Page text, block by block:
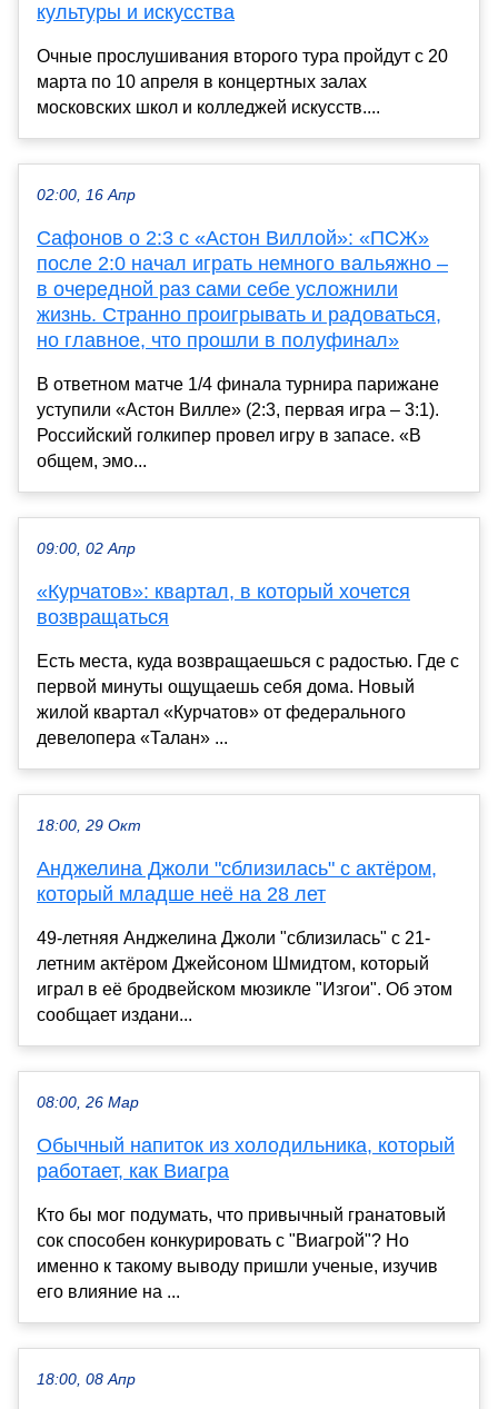
культуры и искусства
Очные прослушивания второго тура пройдут с 20
марта по 10 апреля в концертных залах
московских школ и колледжей искусств....
02:00, 16 Апр
Сафонов о 2:3 с «Астон Виллой»: «ПСЖ»
после 2:0 начал играть немного вальяжно –
в очередной раз сами себе усложнили
жизнь. Странно проигрывать и радоваться,
но главное, что прошли в полуфинал»
В ответном матче 1/4 финала турнира парижане
уступили «Астон Вилле» (2:3, первая игра – 3:1).
Российский голкипер провел игру в запасе. «В
общем, эмо...
09:00, 02 Апр
«Курчатов»: квартал, в который хочется
возвращаться
Есть места, куда возвращаешься с радостью. Где с
первой минуты ощущаешь себя дома. Новый
жилой квартал «Курчатов» от федерального
девелопера «Талан» ...
18:00, 29 Окт
Анджелина Джоли "сблизилась" с актёром,
который младше неё на 28 лет
49-летняя Анджелина Джоли "сблизилась" с 21-
летним актёром Джейсоном Шмидтом, который
играл в её бродвейском мюзикле "Изгои". Об этом
сообщает издани...
08:00, 26 Мар
Обычный напиток из холодильника, который
работает, как Виагра
Кто бы мог подумать, что привычный гранатовый
сок способен конкурировать с "Виагрой"? Но
именно к такому выводу пришли ученые, изучив
его влияние на ...
18:00, 08 Апр